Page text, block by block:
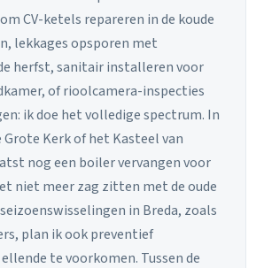
CV-ketels repareren in de koude
lekkages opsporen met
herfst, sanitair installeren voor
of rioolcamera-inspecties
ik doe het volledige spectrum. In
Grote Kerk of het Kasteel van
nog een boiler vervangen voor
niet meer zag zitten met de oude
in Breda, zoals
plan ik ook preventief
te voorkomen. Tussen de